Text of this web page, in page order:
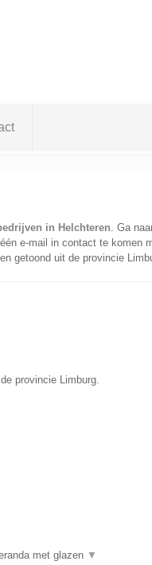
in Helchteren. Ga
e-mail in contact te komen
getoond uit de provincie
provincie Limburg.
met glazen ▼